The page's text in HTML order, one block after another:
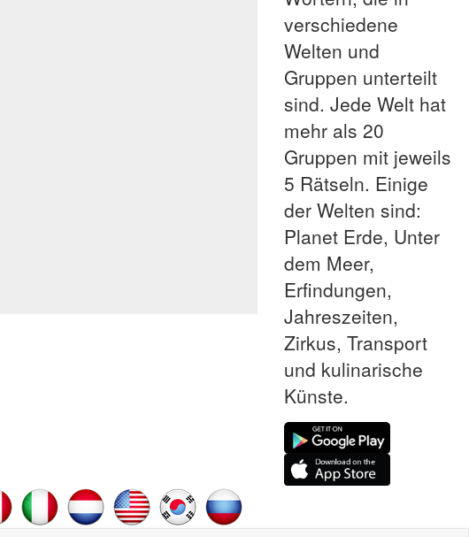
verschiedene
Welten und
Gruppen unterteilt
sind. Jede Welt hat
mehr als 20
Gruppen mit jeweils
5 Rätseln. Einige
der Welten sind:
Planet Erde, Unter
dem Meer,
Erfindungen,
Jahreszeiten,
Zirkus, Transport
und kulinarische
Künste.